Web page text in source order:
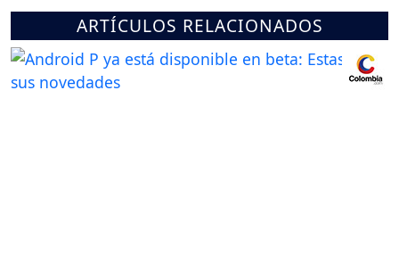
ARTÍCULOS RELACIONADOS